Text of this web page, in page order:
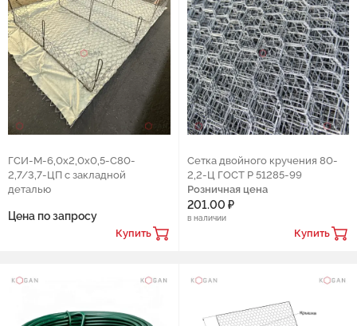
ГСИ-М-6,0х2,0х0,5-С80-
2,7/3,7-ЦП с закладной
деталью
Цена по запросу
Купить
Сетка двойного кручения 80-
2,2-Ц ГОСТ Р 51285-99
Розничная цена
201.00 ₽
в наличии
Купить